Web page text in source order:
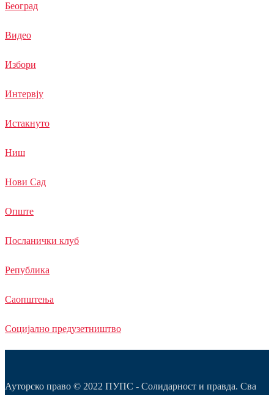
Београд
Видео
Избори
Интервју
Истакнуто
Ниш
Нови Сад
Опште
Посланички клуб
Република
Саопштења
Социјално предузетништво
Ауторско право © 2022 ПУПС - Солидарност и правда. Сва